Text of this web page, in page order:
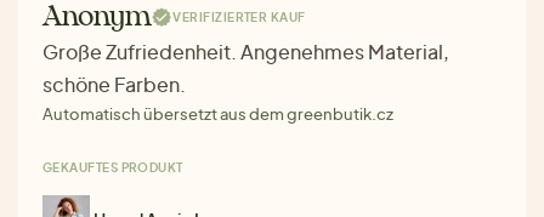
Anonym VERIFIZIERTER KAUF
Große Zufriedenheit. Angenehmes Material,
schöne Farben.
Automatisch übersetzt aus dem greenbutik.cz
GEKAUFTES PRODUKT